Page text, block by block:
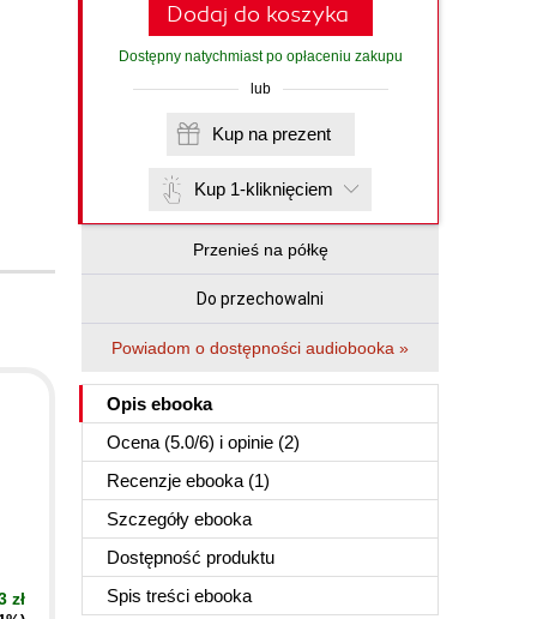
Dodaj do koszyka
Dostępny natychmiast po opłaceniu zakupu
lub
Kup na prezent
Kup 1-kliknięciem
Przenieś na półkę
Do przechowalni
Powiadom o dostępności audiobooka »
Opis ebooka
Ocena (5.0/6) i opinie (2)
Recenzje ebooka (1)
Szczegóły ebooka
Dostępność produktu
Spis treści ebooka
zł